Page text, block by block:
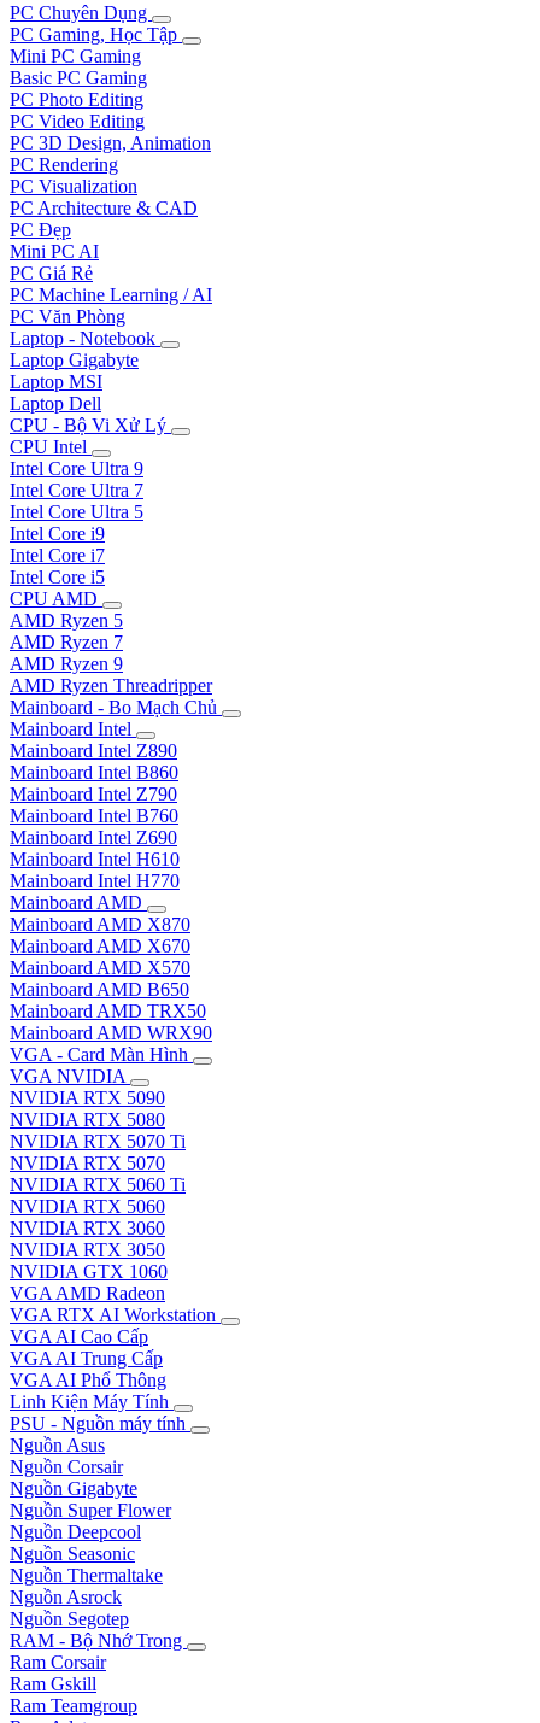
PC Chuyên Dụng
PC Gaming, Học Tập
Mini PC Gaming
Basic PC Gaming
PC Photo Editing
PC Video Editing
PC 3D Design, Animation
PC Rendering
PC Visualization
PC Architecture & CAD
PC Đẹp
Mini PC AI
PC Giá Rẻ
PC Machine Learning / AI
PC Văn Phòng
Laptop - Notebook
Laptop Gigabyte
Laptop MSI
Laptop Dell
CPU - Bộ Vi Xử Lý
CPU Intel
Intel Core Ultra 9
Intel Core Ultra 7
Intel Core Ultra 5
Intel Core i9
Intel Core i7
Intel Core i5
CPU AMD
AMD Ryzen 5
AMD Ryzen 7
AMD Ryzen 9
AMD Ryzen Threadripper
Mainboard - Bo Mạch Chủ
Mainboard Intel
Mainboard Intel Z890
Mainboard Intel B860
Mainboard Intel Z790
Mainboard Intel B760
Mainboard Intel Z690
Mainboard Intel H610
Mainboard Intel H770
Mainboard AMD
Mainboard AMD X870
Mainboard AMD X670
Mainboard AMD X570
Mainboard AMD B650
Mainboard AMD TRX50
Mainboard AMD WRX90
VGA - Card Màn Hình
VGA NVIDIA
NVIDIA RTX 5090
NVIDIA RTX 5080
NVIDIA RTX 5070 Ti
NVIDIA RTX 5070
NVIDIA RTX 5060 Ti
NVIDIA RTX 5060
NVIDIA RTX 3060
NVIDIA RTX 3050
NVIDIA GTX 1060
VGA AMD Radeon
VGA RTX AI Workstation
VGA AI Cao Cấp
VGA AI Trung Cấp
VGA AI Phổ Thông
Linh Kiện Máy Tính
PSU - Nguồn máy tính
Nguồn Asus
Nguồn Corsair
Nguồn Gigabyte
Nguồn Super Flower
Nguồn Deepcool
Nguồn Seasonic
Nguồn Thermaltake
Nguồn Asrock
Nguồn Segotep
RAM - Bộ Nhớ Trong
Ram Corsair
Ram Gskill
Ram Teamgroup